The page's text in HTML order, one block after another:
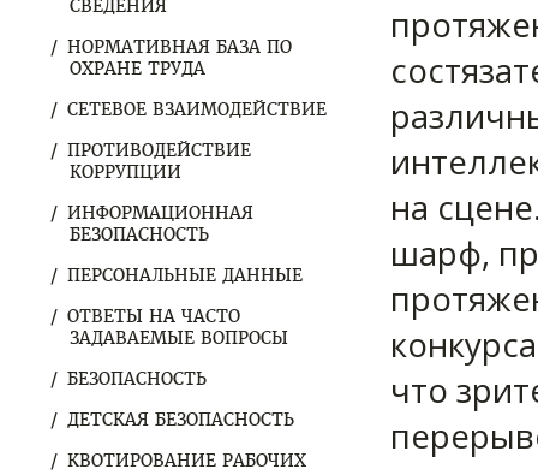
СВЕДЕНИЯ
НОРМАТИВНАЯ БАЗА ПО
ОХРАНЕ ТРУДА
СЕТЕВОЕ ВЗАИМОДЕЙСТВИЕ
ПРОТИВОДЕЙСТВИЕ
КОРРУПЦИИ
ИНФОРМАЦИОННАЯ
БЕЗОПАСНОСТЬ
ПЕРСОНАЛЬНЫЕ ДАННЫЕ
ОТВЕТЫ НА ЧАСТО
ЗАДАВАЕМЫЕ ВОПРОСЫ
БЕЗОПАСНОСТЬ
ДЕТСКАЯ БЕЗОПАСНОСТЬ
КВОТИРОВАНИЕ РАБОЧИХ
на
шарф,
что